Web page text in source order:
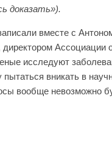
доказать»).
вместе с
Ассоциации
исследуют
пытаться вникать в
вообще невозможно